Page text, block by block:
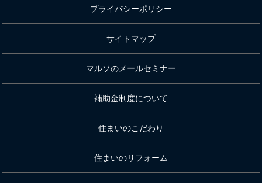
プライバシーポリシー
サイトマップ
マルソのメールセミナー
補助金制度について
住まいのこだわり
住まいのリフォーム